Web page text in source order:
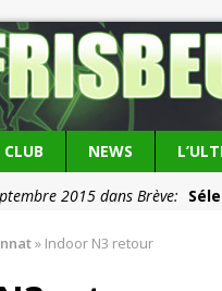
CLUB NEWS
2015 dans Brève:
» Indoor N3 retour